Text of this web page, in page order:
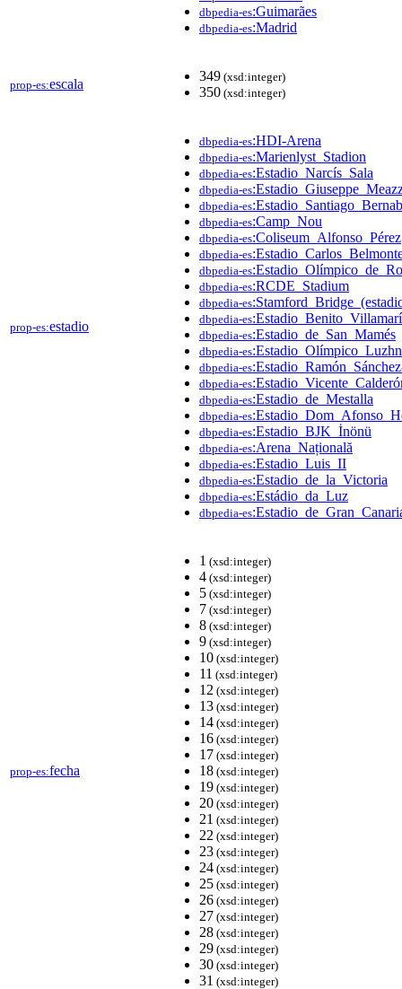
dbpedia-es:Guimarães
dbpedia-es:Madrid
prop-es:escala
349 (xsd:integer)
350 (xsd:integer)
prop-es:estadio
dbpedia-es:HDI-Arena
dbpedia-es:Marienlyst_Stadion
dbpedia-es:Estadio_Narcís_Sala
dbpedia-es
dbpedia-es
dbpedia-es:Camp_Nou
dbpedia-es:Coliseum_Alfonso_Pérez
dbpedia-es
dbpedia-es
dbpedia-es:RCDE_Stadium
dbpedia-es
dbpedia-es
dbpedia-es:Estadio_de_San_Mamés
dbpedia-es
dbpedia-es
dbpedia-es
dbpedia-es:Estadio_de_Mestalla
dbpedia-es
dbpedia-es:Estadio_BJK_İnönü
dbpedia-es:Arena_Națională
dbpedia-es:Estadio_Luis_II
dbpedia-es:Estadio_de_la_Victoria
dbpedia-es:Estádio_da_Luz
dbpedia-es
prop-es:fecha
1 (xsd:integer)
4 (xsd:integer)
5 (xsd:integer)
7 (xsd:integer)
8 (xsd:integer)
9 (xsd:integer)
10 (xsd:integer)
11 (xsd:integer)
12 (xsd:integer)
13 (xsd:integer)
14 (xsd:integer)
16 (xsd:integer)
17 (xsd:integer)
18 (xsd:integer)
19 (xsd:integer)
20 (xsd:integer)
21 (xsd:integer)
22 (xsd:integer)
23 (xsd:integer)
24 (xsd:integer)
25 (xsd:integer)
26 (xsd:integer)
27 (xsd:integer)
28 (xsd:integer)
29 (xsd:integer)
30 (xsd:integer)
31 (xsd:integer)